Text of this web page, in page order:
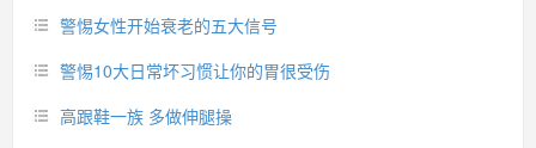
警惕女性开始衰老的五大信号
警惕10大日常坏习惯让你的胃很受伤
高跟鞋一族 多做伸腿操